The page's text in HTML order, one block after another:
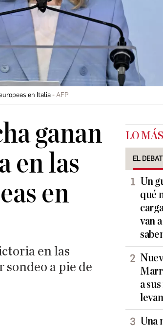
en Italia AFP
ganan
en las
en
en las
a pie de
LO
EL
Un
qué
van
a
Una